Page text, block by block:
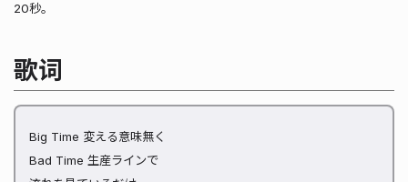
20秒。
歌词
Big Time 変える意味無く
Bad Time 生産ラインで